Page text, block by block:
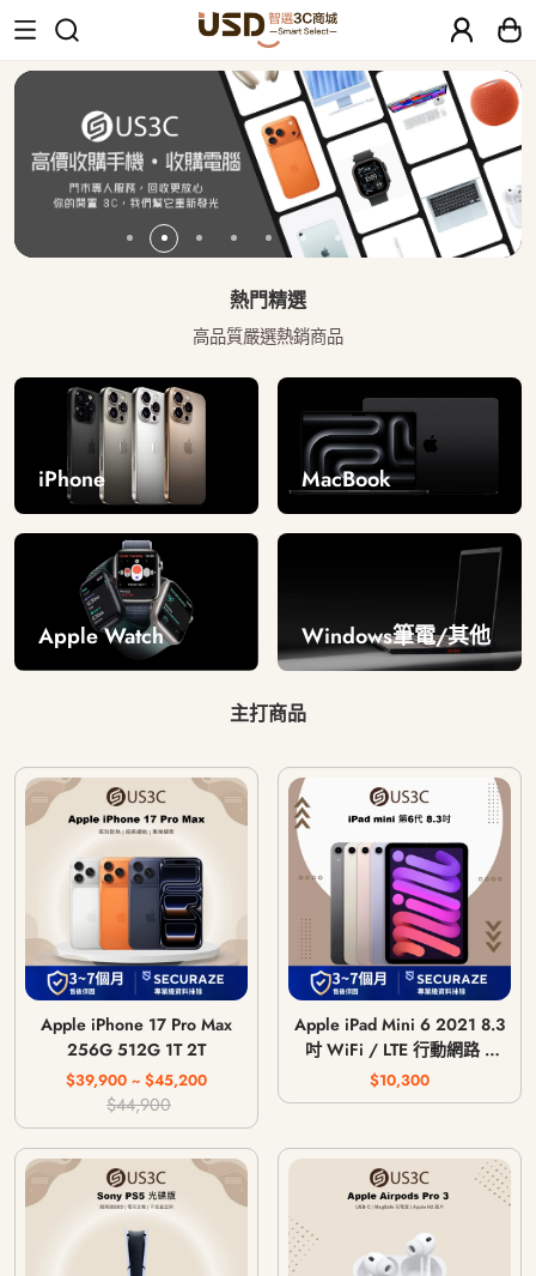
USD 智選二手3C商城｜【30天安心
熱門精選
高品質嚴選熱銷商品
iPhone MacBook
Apple Watch Windows筆電/其他
主打商品
Apple iPhone 17 Pro Max
256G 512G 1T 2T
$39,900 ~ $45,200
$44,900
Apple iPad Mini 6 2021 8.3
吋 WiFi / LTE 行動網路 /
64G 256G
$10,300